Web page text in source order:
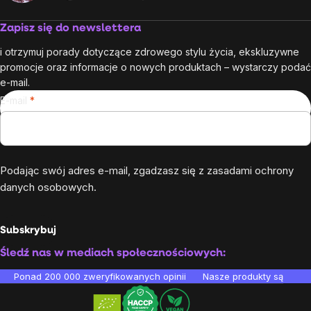
Zapisz się do newslettera
i otrzymuj porady dotyczące zdrowego stylu życia, ekskluzywne
promocje oraz informacje o nowych produktach – wystarczy podać
e-mail.
E-mail
Podając swój adres e-mail, zgadzasz się z zasadami ochrony
danych osobowych.
Subskrybuj
Śledź nas w mediach społecznościowych:
Ponad 200 000 zweryfikowanych opinii Nasze produkty są
rabatu!